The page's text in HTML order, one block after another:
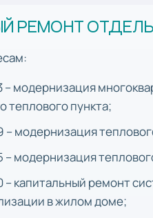
РЕМОНТ
– модернизация
теплового пункта;
– модернизация
– модернизация
– капитальный ремонт
в жилом доме;